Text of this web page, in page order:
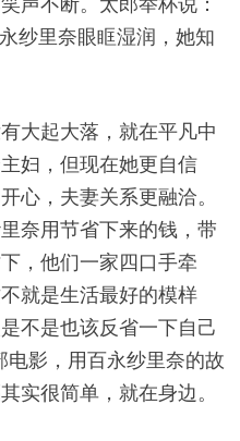
纱里奈眼眶湿润，她知
大起大落，就在平凡中
妇，但现在她更自信
心，夫妻关系更融洽。
奈用节省下来的钱，带
，他们一家四口手牵
就是生活最好的模样
不是也该反省一下自己
电影，用百永纱里奈的故
实很简单，就在身边。